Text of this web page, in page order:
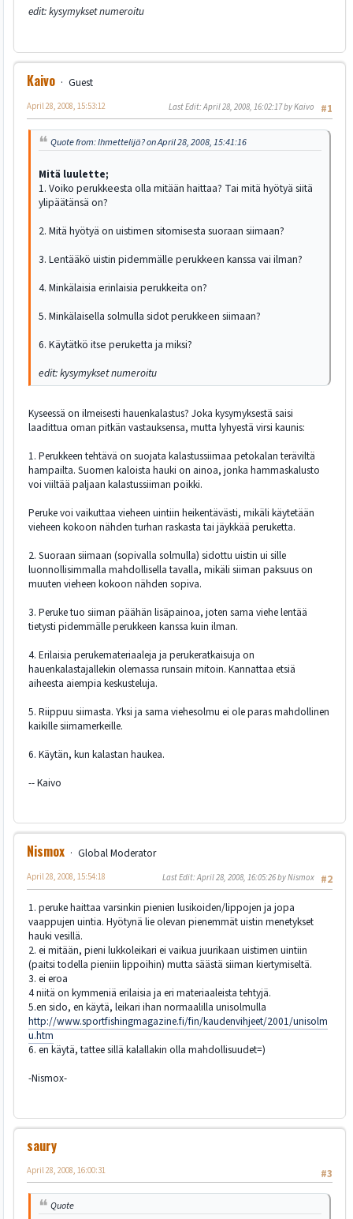
edit: kysymykset numeroitu
Kaivo
Guest
#1
April 28, 2008, 15:53:12 Last Edit: April 28, 2008, 16:02:17 by Kaivo
Quote from: Ihmettelijä? on April 28, 2008, 15:41:16
Mitä luulette;
1. Voiko perukkeesta olla mitään haittaa? Tai mitä hyötyä siitä
ylipäätänsä on?
2. Mitä hyötyä on uistimen sitomisesta suoraan siimaan?
3. Lentääkö uistin pidemmälle perukkeen kanssa vai ilman?
4. Minkälaisia erinlaisia perukkeita on?
5. Minkälaisella solmulla sidot perukkeen siimaan?
6. Käytätkö itse peruketta ja miksi?
edit: kysymykset numeroitu
Kyseessä on ilmeisesti hauenkalastus? Joka kysymyksestä saisi
laadittua oman pitkän vastauksensa, mutta lyhyestä virsi kaunis:
1. Perukkeen tehtävä on suojata kalastussiimaa petokalan teräviltä
hampailta. Suomen kaloista hauki on ainoa, jonka hammaskalusto
voi viiltää paljaan kalastussiiman poikki.
Peruke voi vaikuttaa vieheen uintiin heikentävästi, mikäli käytetään
vieheen kokoon nähden turhan raskasta tai jäykkää peruketta.
2. Suoraan siimaan (sopivalla solmulla) sidottu uistin ui sille
luonnollisimmalla mahdollisella tavalla, mikäli siiman paksuus on
muuten vieheen kokoon nähden sopiva.
3. Peruke tuo siiman päähän lisäpainoa, joten sama viehe lentää
tietysti pidemmälle perukkeen kanssa kuin ilman.
4. Erilaisia perukemateriaaleja ja perukeratkaisuja on
hauenkalastajallekin olemassa runsain mitoin. Kannattaa etsiä
aiheesta aiempia keskusteluja.
5. Riippuu siimasta. Yksi ja sama viehesolmu ei ole paras mahdollinen
kaikille siimamerkeille.
6. Käytän, kun kalastan haukea.
-- Kaivo
Nismox
Global Moderator
#2
April 28, 2008, 15:54:18 Last Edit: April 28, 2008, 16:05:26 by Nismox
1. peruke haittaa varsinkin pienien lusikoiden/lippojen ja jopa
vaappujen uintia. Hyötynä lie olevan pienemmät uistin menetykset
hauki vesillä.
2. ei mitään, pieni lukkoleikari ei vaikua juurikaan uistimen uintiin
(paitsi todella pieniin lippoihin) mutta säästä siiman kiertymiseltä.
3. ei eroa
4 niitä on kymmeniä erilaisia ja eri materiaaleista tehtyjä.
5.en sido, en käytä, leikari ihan normaalilla unisolmulla
http://www.sportfishingmagazine.fi/fin/kaudenvihjeet/2001/unisolm
u.htm
6. en käytä, tattee sillä kalallakin olla mahdollisuudet=)
-Nismox-
saury
#3
April 28, 2008, 16:00:31
Quote